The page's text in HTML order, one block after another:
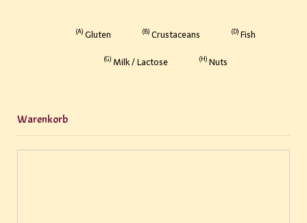
A Gluten B Crustaceans D Fish
G Milk / Lactose H Nuts
Warenkorb